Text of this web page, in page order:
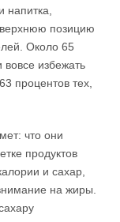
напитка,
позицию
Около 65
вовсе избежать
процентов тех,
что они
продуктов
и сахар,
на жиры.